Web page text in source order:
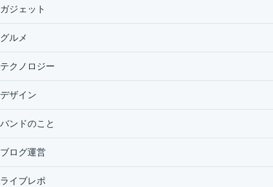
ガジェット
グルメ
テクノロジー
デザイン
バンドのこと
ブログ運営
ライブレポ